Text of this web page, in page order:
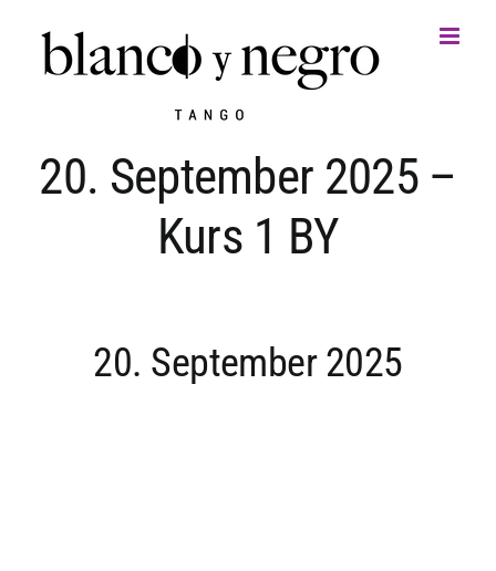
springen
20. September 2025 –
Kurs 1 BY
20. September 2025